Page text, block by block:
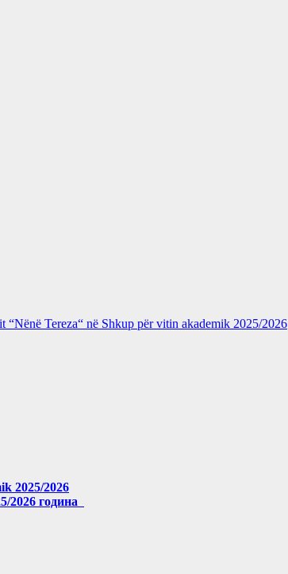
“Nënë Tereza“ në Shkup për vitin akademik 2025/2026
2025/2026
2026 година